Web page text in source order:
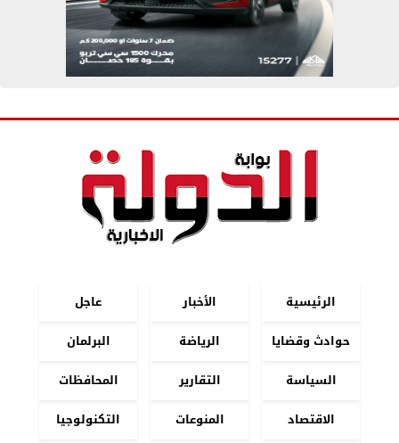
الرئيسية الأخبار
عاجل
حوادث وقضايا
الرياضة
البرلمان
السياسة
التقارير
المحافظات
الاقتصاد
المنوعات
التكنولوجيا